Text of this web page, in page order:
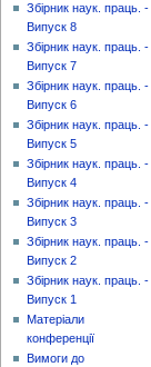
Збірник наук. праць. -
Випуск 8
Збірник наук. праць. -
Випуск 7
Збірник наук. праць. -
Випуск 6
Збірник наук. праць. -
Випуск 5
Збірник наук. праць. -
Випуск 4
Збірник наук. праць. -
Випуск 3
Збірник наук. праць. -
Випуск 2
Збірник наук. праць. -
Випуск 1
Матеріали
конференції
Вимоги до